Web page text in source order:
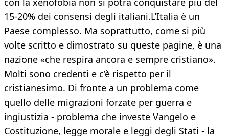
15-20% dei consensi degli italiani.L’Italia è un
Paese complesso. Ma soprattutto, come si più
volte scritto e dimostrato su queste pagine, è una
nazione «che respira ancora e sempre cristiano».
Molti sono credenti e c’è rispetto per il
cristianesimo. Di fronte a un problema come
quello delle migrazioni forzate per guerra e
ingiustizia - problema che investe Vangelo e
Costituzione, legge morale e leggi degli Stati - la